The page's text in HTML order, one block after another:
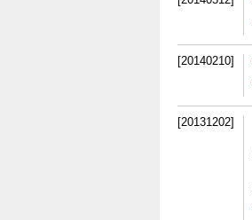
[20140210]
[20131202]